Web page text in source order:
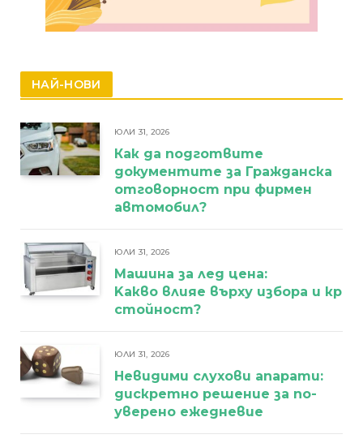
НАЙ-НОВИ
ЮЛИ 31, 2026
Как да подготвите
документите за Гражданска
отговорност при фирмен
автомобил?
ЮЛИ 31, 2026
Машина за лед цена:
Kакво влияе върху избора и
стойност?
ЮЛИ 31, 2026
Невидими слухови апарати:
дискретно решение за по-
уверено ежедневие